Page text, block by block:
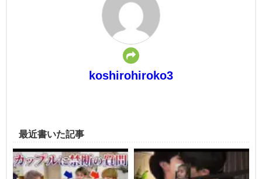
koshirohiroko3
最近書いた記事